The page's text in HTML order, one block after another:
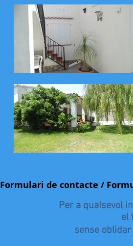
Formulari de contacte /
Per a qualsevol
el
sense